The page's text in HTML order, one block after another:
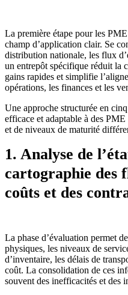
La première étape pour les
champ d’application clair. Se
distribution nationale, les flux
un entrepôt spécifique réduit la
gains rapides et simplifie
opérations, les finances et les
Une approche structurée en cinq
efficace et adaptable à des
et de niveaux de maturité
1. Analyse de
cartographie des
coûts et des
La phase d’évaluation permet
physiques, les niveaux de
d’inventaire, les délais de
coût. La consolidation de ces
souvent des inefficacités et des